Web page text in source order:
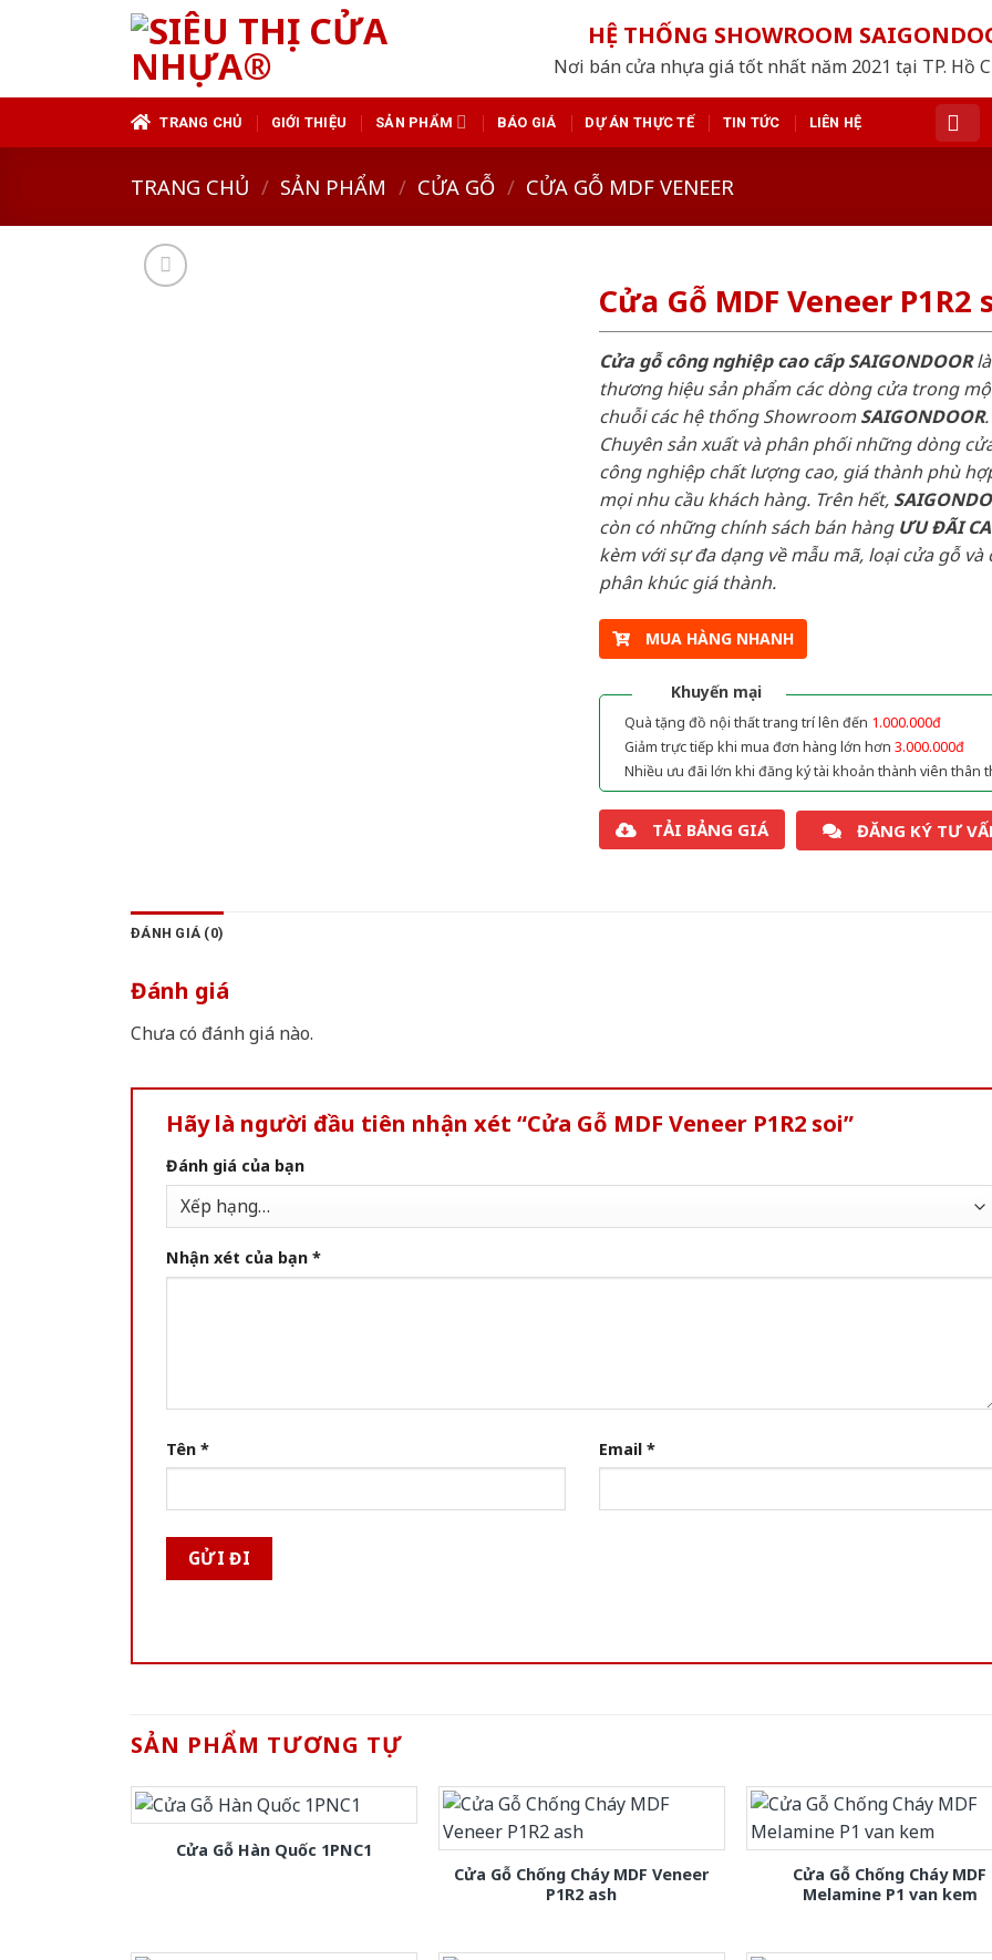
HỆ THỐNG SHOWROOM
Nơi bán cửa nhựa giá tốt nhất năm 2021 tại TP. Hồ
TRANG CHỦ GIỚI THIỆU SẢN PHẨM BÁO GIÁ DỰ ÁN THỰC TẾ TIN TỨC LIÊN HỆ
TRANG CHỦ / SẢN PHẨM / CỬA GỖ / CỬA GỖ MDF VENEER
Cửa Gỗ MDF Veneer P1R2
Cửa gỗ công nghiệp cao cấp SAIGONDOORlà
thương hiệu sản phẩm các dòng cửa trong
chuỗi các hệ thống ShowroomSAIGONDOOR.
Chuyên sản xuất và phân phối những dòng
công nghiệp chất lượng cao, giá thành phù
mọi nhu cầu khách hàng. Trên hết,
còn có những chính sách bán hàng ƯU ĐÃI
kèm với sự đa dạng về mẫu mã, loại cửa gỗ và
phân khúc giá thành.
MUA HÀNG NHANH
Khuyến mại
Quà tặng đồ nội thất trang trí lên đến 1.000.000đ
Giảm trực tiếp khi mua đơn hàng lớn hơn 3.000.000đ
Nhiều ưu đãi lớn khi đăng ký tài khoản thành viên thân
TẢI BẢNG GIÁ ĐĂNG KÝ TƯ
ĐÁNH GIÁ (0)
Đánh giá
Chưa có đánh giá nào.
Hãy là người đầu tiên nhận xét “Cửa Gỗ MDF Veneer P1R2 soi”
Đánh giá của bạn
Nhận xét của bạn *
Tên * Email *
SẢN PHẨM TƯƠNG TỰ
Cửa Gỗ Hàn Quốc 1PNC1
Cửa Gỗ Chống Cháy MDF Veneer
P1R2 ash
Cửa Gỗ Chống Cháy MDF
Melamine P1 van kem